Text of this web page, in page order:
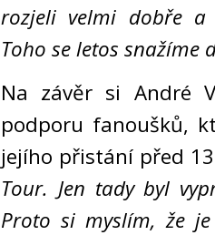
rozjeli velmi dobře a
Toho se letos snažíme
Na závěr si André
podporu fanoušků,
jejího přistání před
Tour. Jen tady byl
Proto si myslím, že